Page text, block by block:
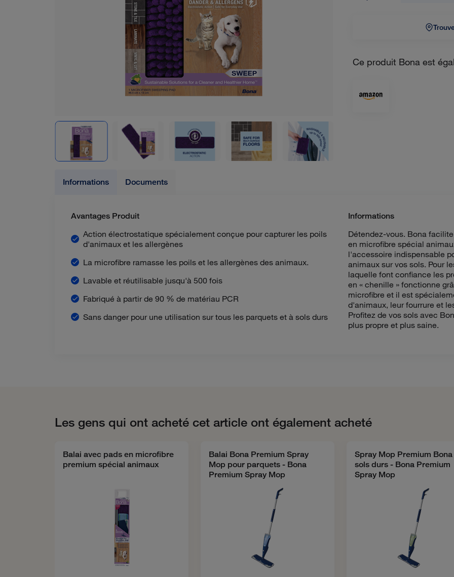
Ce produit Bona est
Informations Documents
Avantages Produit
Action électrostatique spécialement conçue pour capturer les poils
d'animaux et les allergènes
La microfibre ramasse les poils et les allergènes des animaux.
Lavable et réutilisable jusqu'à 500 fois
Fabriqué à partir de 90 % de matériau PCR
Sans danger pour une utilisation sur tous les parquets et à sols durs
Informations
Détendez-vous. Bona
en microfibre spécial
l'accessoire indispensable
animaux sur vos sols. Pour
laquelle font confiance les
en « chenille » fonctionne
microfibre et il est
d'animaux, leur fourrure et
Profitez de vos sols avec
plus propre et plus saine.
Les gens qui ont acheté cet article ont également acheté
Balai avec pads en microfibre
premium spécial animaux
Balai Bona Premium Spray
Mop pour parquets - Bona
Premium Spray Mop
Spray Mop Premium
sols durs - Bona Premium
Spray Mop